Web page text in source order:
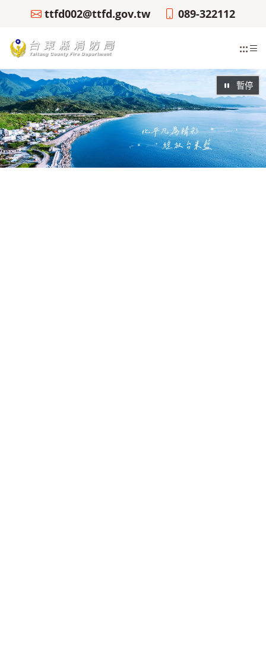
ttfd002@ttfd.gov.tw 089-322112
:::
暫停